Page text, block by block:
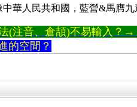
華人民共和國，藍營&馬膺
(注音、倉頡)不易輸入？→
的空間？